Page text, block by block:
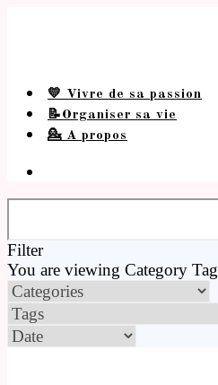
💛 Vivre de sa passion
📝Organiser sa vie
💁 A propos
Filter
You are viewing Category Tag